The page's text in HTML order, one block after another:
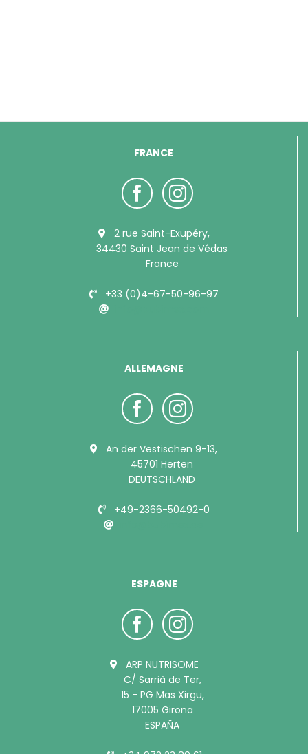
FRANCE
2 rue Saint-Exupéry,
34430 Saint Jean de Védas
France
+33 (0)4-67-50-96-97
ALLEMAGNE
An der Vestischen 9-13,
45701 Herten
DEUTSCHLAND
+49-2366-50492-0
ESPAGNE
ARP NUTRISOME
C/ Sarrià de Ter,
15 - PG Mas Xirgu,
17005 Girona
ESPAÑA